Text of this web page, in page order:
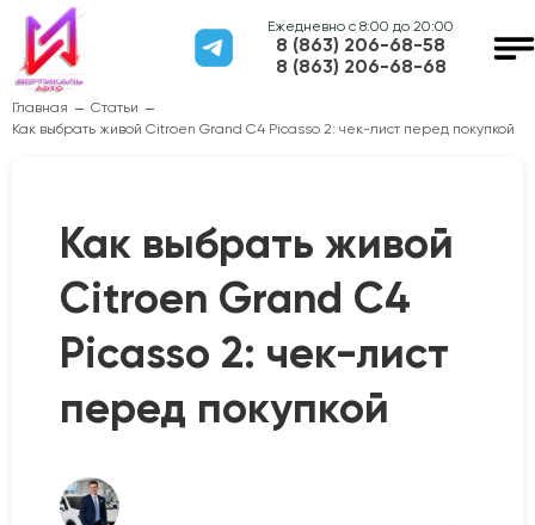
Ежедневно с 8:00 до 20:00
8 (863) 206-68-58
8 (863) 206-68-68
Главная
Статьи
Как выбрать живой Citroen Grand C4 Picasso 2: чек-лист перед покупкой
Как выбрать живой
Citroen Grand C4
Picasso 2: чек-лист
перед покупкой